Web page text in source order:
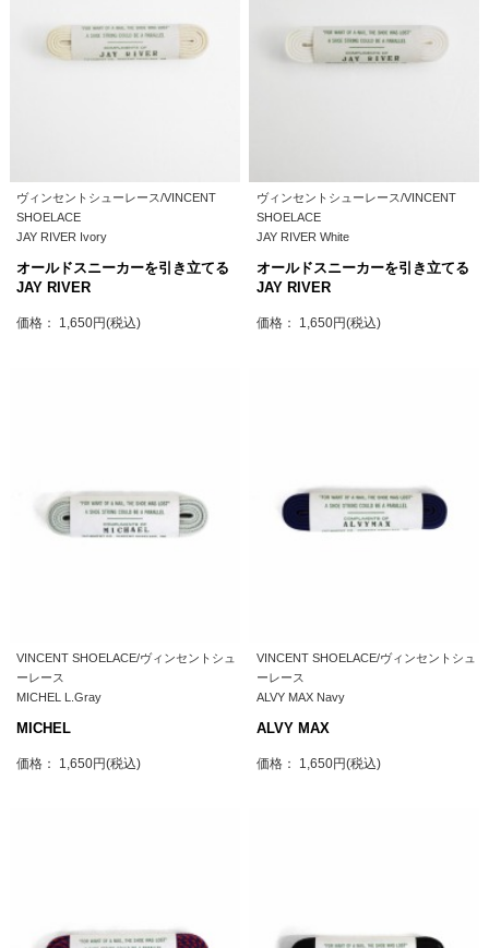
ヴィンセントシューレース/VINCENT
SHOELACE
JAY RIVER Ivory
オールドスニーカーを引き立てる
JAY RIVER
価格： 1,650円(税込)
ヴィンセントシューレース/VINCENT
SHOELACE
JAY RIVER White
オールドスニーカーを引き立てる
JAY RIVER
価格： 1,650円(税込)
VINCENT SHOELACE/ヴィンセントシュ
ーレース
MICHEL L.Gray
MICHEL
価格： 1,650円(税込)
VINCENT SHOELACE/ヴィンセントシュ
ーレース
ALVY MAX Navy
ALVY MAX
価格： 1,650円(税込)